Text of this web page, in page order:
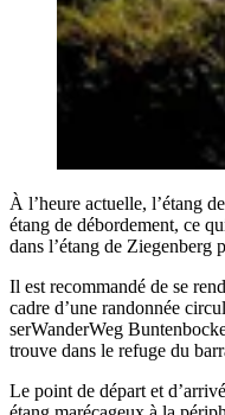
À l’heure actuelle, l’é­tang
étang de débor­de­ment, ce
dans l’é­tang de Zie­gen­berg
Il est recom­man­dé de se
cadre d’une ran­don­née
ser­Wan­der­Weg
trouve dans le refuge du
Le point de départ et